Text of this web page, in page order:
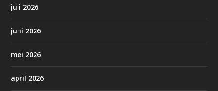
juli 2026
juni 2026
mei 2026
april 2026